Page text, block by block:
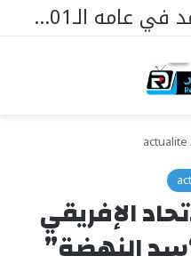
الدكتور مهاتير محمد في عامه الـ101… قائدٌ استثنائي ورمزٌ خالد في مسيرة نهضة ماليزيا.
actualite
الإفريقي
النهضة”